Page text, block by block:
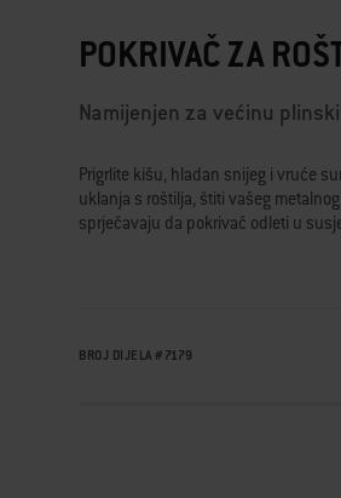
3,7 od 5 ocjena kupaca
POKRIVAČ ZA
Namijenjen za većinu
Prigrlite kišu, hladan snijeg i vruće
uklanja s roštilja, štiti vašeg
sprječavaju da pokrivač odleti u
BROJ DIJELA # 7179